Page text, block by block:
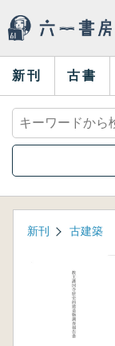
新刊 古書
新刊 古建築